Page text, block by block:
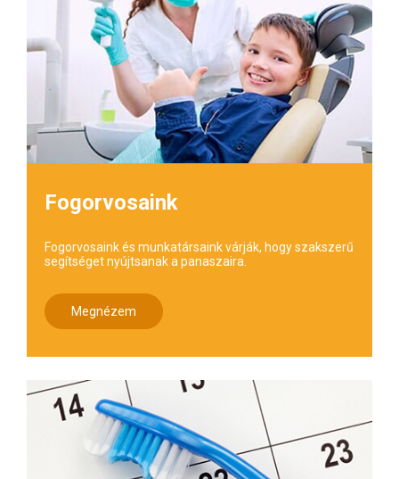
Fogorvosaink
Fogorvosaink és munkatársaink várják, hogy szakszerű
segítséget nyújtsanak a panaszaira.
Megnézem